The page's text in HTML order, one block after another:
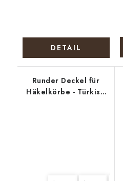
DETAIL
Runder Deckel für
Häkelkörbe - Türkise